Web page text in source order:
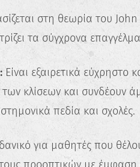
στη θεωρία του John
τα σύγχρονα
Είναι εξαιρετικά εύχρηστο
των κλίσεων και συνδέουν
πεδία και σχολές.
για μαθητές που